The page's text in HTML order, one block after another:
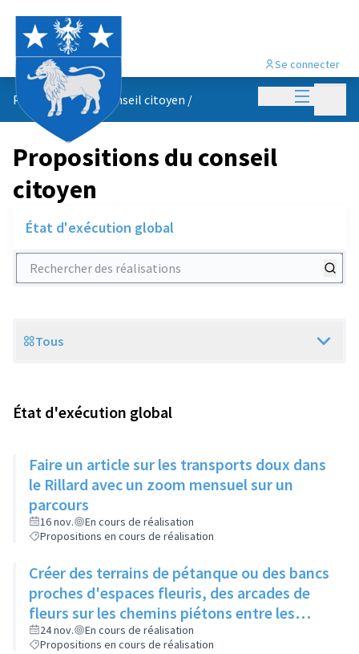
Menu
Se connecter
Propositions du conseil citoyen /
Propositions du conseil
citoyen
État d'exécution global
Rechercher des réalisations
Scope
Tous
État d'exécution global
Faire un article sur les transports doux dans
le Rillard avec un zoom mensuel sur un
parcours
16 nov.
En cours de réalisation
Propositions en cours de réalisation
Créer des terrains de pétanque ou des bancs
proches d'espaces fleuris, des arcades de
fleurs sur les chemins piétons entre les
immeubles
24 nov.
En cours de réalisation
Propositions en cours de réalisation